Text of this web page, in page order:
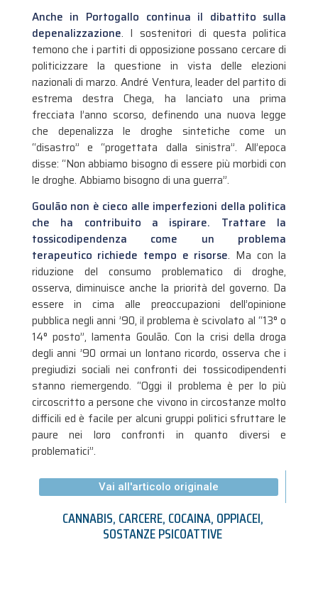
Anche in Portogallo continua il dibattito sulla
depenalizzazione. I sostenitori di questa politica
temono che i partiti di opposizione possano cercare di
politicizzare la questione in vista delle elezioni
nazionali di marzo. André Ventura, leader del partito di
estrema destra Chega, ha lanciato una prima
frecciata l’anno scorso, definendo una nuova legge
che depenalizza le droghe sintetiche come un
“disastro” e “progettata dalla sinistra”. All’epoca
disse: “Non abbiamo bisogno di essere più morbidi con
le droghe. Abbiamo bisogno di una guerra”.
Goulão non è cieco alle imperfezioni della politica
che ha contribuito a ispirare. Trattare la
tossicodipendenza come un problema
terapeutico richiede tempo e risorse. Ma con la
riduzione del consumo problematico di droghe,
osserva, diminuisce anche la priorità del governo. Da
essere in cima alle preoccupazioni dell’opinione
pubblica negli anni ’90, il problema è scivolato al “13° o
14° posto”, lamenta Goulão. Con la crisi della droga
degli anni ’90 ormai un lontano ricordo, osserva che i
pregiudizi sociali nei confronti dei tossicodipendenti
stanno riemergendo. “Oggi il problema è per lo più
circoscritto a persone che vivono in circostanze molto
difficili ed è facile per alcuni gruppi politici sfruttare le
paure nei loro confronti in quanto diversi e
problematici”.
Vai all'articolo originale
CANNABIS,CARCERE,COCAINA,OPPIACEI,
SOSTANZE PSICOATTIVE